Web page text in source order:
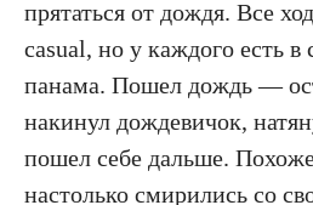
прятаться от дождя. Все
casual, но у каждого есть
панама. Пошел дождь —
накинул дождевичок,
пошел себе дальше.
настолько смирились со